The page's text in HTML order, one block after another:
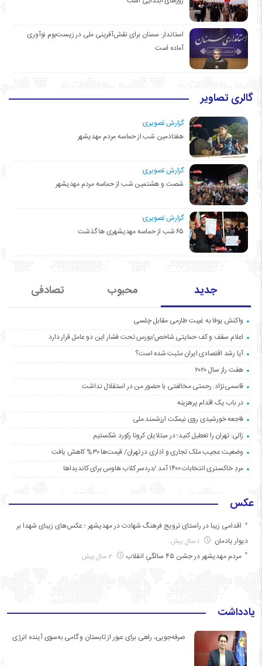
استاندار: سمنان برای نقش‌آفرینی ملی در زیست‌بوم نوآوری
آماده است
گالری تصاویر
گزارش تصویری:
هفتادمین شب از حماسه مردم مهدیشهر
گزارش تصویری:
شصت و هشتمین شب از حماسه مردم مهدیشهر
گزارش تصویری:
۶۵ شب از حماسه مهدیشهری ها گذشت
جدید محبوب تصادفی
واکنش یوفا به غیبت طارمی مقابل چلسی
اعلام سقف و کف حمایتی شاخص/بورس تحت فشار این دو عامل قرار دارد
آیا رشد اقتصادی ایران مثبت شده است؟
هفت راز سال ۲۰۲۰
قاسمی‌نژاد: رحمتی مخالفتی با حضور من در استقلال نداشت
در باب یک اقدام پرهزینه
فاجعه خورشیدی روی نیمکت ارزشمند ملی
زالی: تهران را تعطیل کنید؛ در مبتلایان کرونا رکورد شکستیم
وضعیت عجیب ملک تجاری و اداری در تهران/ قیمت‌ها ۳۰% کاهش یافت
مردِ خاکستری انتخابات ۱۴۰۰ آمد /دردسر کلاب هاوس برای کاندیداها
عکس
اقدامی زیبا در راستای ترویج فرهنگ شهادت در مهدیشهر ؛ عکس‌های زیبای شهدا بر
دیوار یادمان
مردم مهدیشهر در جشن ۴۵ سالگیِ انقلاب
یادداشت
صرفه‌جویی، راهی برای عبور از تابستان و گامی به‌سوی آینده انرژی